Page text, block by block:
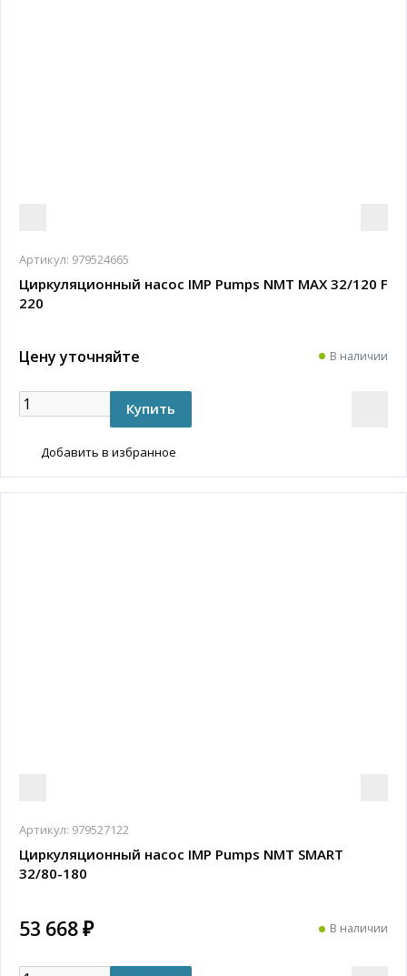
Артикул: 979524665
Циркуляционный насос IMP Pumps NMT MAX 32/120 F
220
Цену уточняйте В наличии
Добавить в избранное
Артикул: 979527122
Циркуляционный насос IMP Pumps NMT SMART
32/80-180
53 668 ₽ В наличии